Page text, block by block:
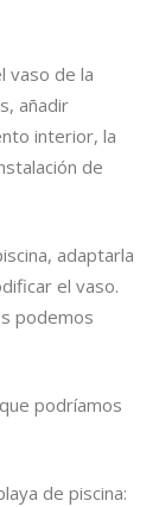
vaso de la
añadir
interior, la
de
adaptarla
el vaso.
podemos
podríamos
de piscina: